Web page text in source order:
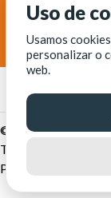
© Fortaleza Digital
Tecnologia e
Praia de Iracema -
Uso de
Usamos
personalizar o
web.